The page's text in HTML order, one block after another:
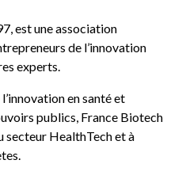
est une association
de l’innovation
experts.
en santé et
publics, France Biotech
secteur HealthTech et à